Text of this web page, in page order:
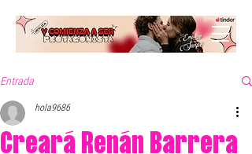
Entrada
Creará Renán Barrera
hola9686